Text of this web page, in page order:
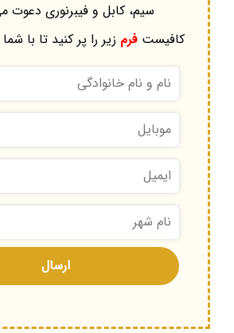
سیم، کابل و فیبرنوری دعوت
کافیستفرم زیر را پر کنید تا با